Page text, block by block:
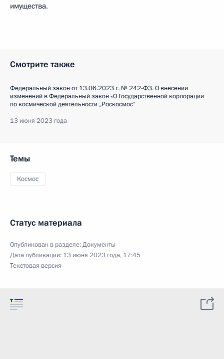
имущества.
Смотрите также
Федеральный закон от 13.06.2023 г. № 242-ФЗ. О внесении
изменений в Федеральный закон «О Государственной корпорации
по космической деятельности „Роскосмос“
13 июня 2023 года
Темы
Космос
Статус материала
Опубликован в разделе:Документы
Дата публикации: 13 июня 2023 года, 17:45
Текстовая версия